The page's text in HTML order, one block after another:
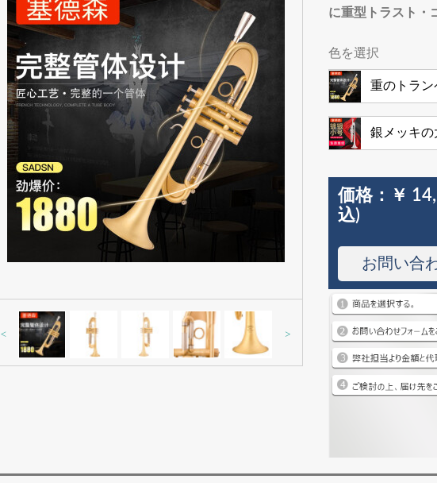
< >
に重型トラスト・
色を選択
重のトラン
銀メッキの
価格： ￥
込)
お問い合